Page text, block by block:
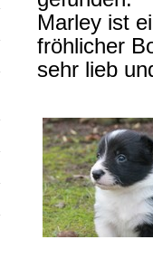
Marley ist
fröhlicher
sehr lieb